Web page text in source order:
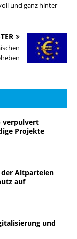
und ganz hinter
verpulvert
Projekte
der Altparteien
auf
und